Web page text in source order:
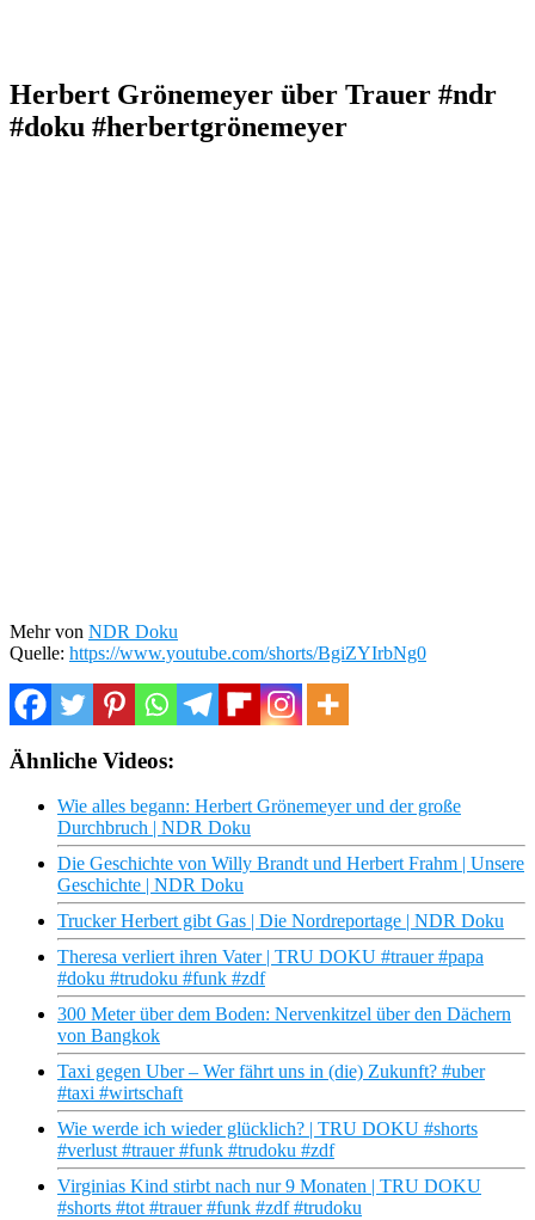
Herbert Grönemeyer über Trauer #ndr
#doku #herbertgrönemeyer
Mehr von NDR Doku
Quelle: https://www.youtube.com/shorts/BgiZYIrbNg0
Ähnliche Videos:
Wie alles begann: Herbert Grönemeyer und der große
Durchbruch | NDR Doku
Die Geschichte von Willy Brandt und Herbert Frahm | Unsere
Geschichte | NDR Doku
Trucker Herbert gibt Gas | Die Nordreportage | NDR Doku
Theresa verliert ihren Vater | TRU DOKU #trauer #papa
#doku #trudoku #funk #zdf
300 Meter über dem Boden: Nervenkitzel über den Dächern
von Bangkok
Taxi gegen Uber – Wer fährt uns in (die) Zukunft? #uber
#taxi #wirtschaft
Wie werde ich wieder glücklich? | TRU DOKU #shorts
#verlust #trauer #funk #trudoku #zdf
Virginias Kind stirbt nach nur 9 Monaten | TRU DOKU
#shorts #tot #trauer #funk #zdf #trudoku